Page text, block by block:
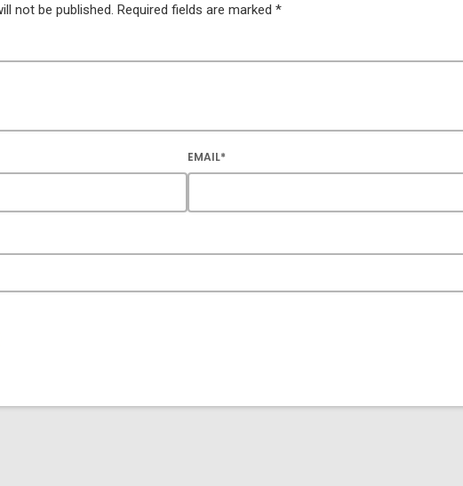
not be published. Required fields are marked *
EMAIL*